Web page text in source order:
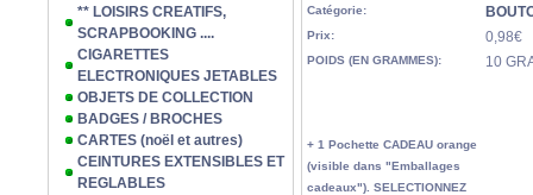
** LOISIRS CREATIFS,
SCRAPBOOKING ....
CIGARETTES
ELECTRONIQUES JETABLES
OBJETS DE COLLECTION
BADGES / BROCHES
CARTES (noël et autres)
CEINTURES EXTENSIBLES ET
REGLABLES
Catégorie:
Prix: 0,98€
POIDS (EN GRAMMES): 10
+ 1 Pochette CADEAU orange
(visible dans "Emballages
cadeaux"). SELECTIONNEZ